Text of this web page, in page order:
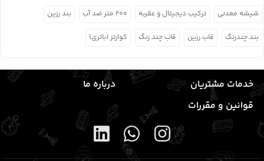
شیشه معدنی ترکیب دیجیتال و عقربه ۲۰۰ متر ضد آب بند رزین
بند چندرنگ قاب رزین قاب چند رنگ کوارتز (باتری)
خدمات مشتریان
درباره ما
قوانین و مقررات